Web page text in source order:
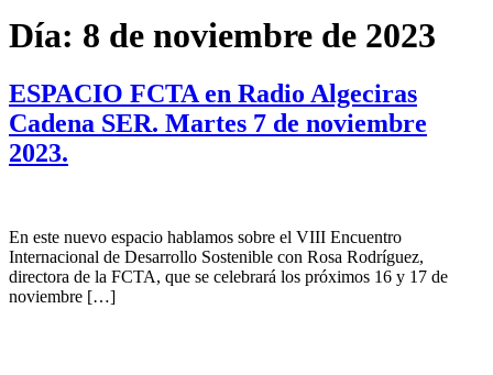
Día: 8 de noviembre de 2023
ESPACIO FCTA en Radio Algeciras
Cadena SER. Martes 7 de noviembre
2023.
En este nuevo espacio hablamos sobre el VIII Encuentro
Internacional de Desarrollo Sostenible con Rosa Rodríguez,
directora de la FCTA, que se celebrará los próximos 16 y 17 de
noviembre […]